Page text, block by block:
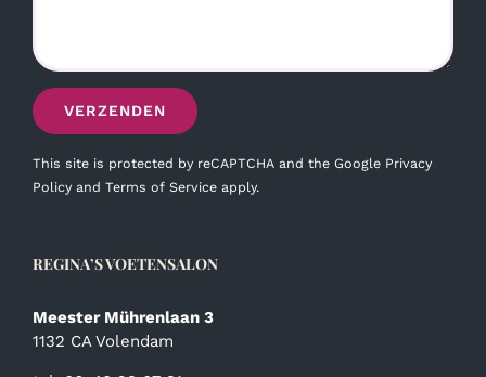
This site is protected by reCAPTCHA and the Google Privacy
Policy and Terms of Service apply.
REGINA’S VOETENSALON
Meester Mührenlaan 3
1132 CA Volendam